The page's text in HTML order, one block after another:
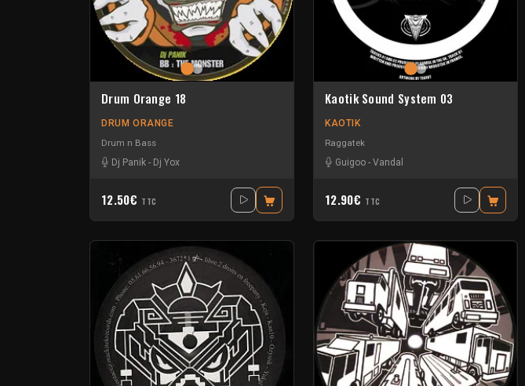
Drum Orange 18
DRUM ORANGE
Drum n Bass
Dj Panik - Dj Yox
12.50€ TTC
Kaotik Sound System 03
KAOTIK
Raggatek
Guigoo - Vandal
12.90€ TTC